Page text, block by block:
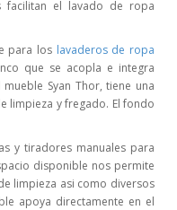
facilitan el lavado de ropa
para los lavaderos de ropa
que se acopla e integra
Syan Thor, tiene una
limpieza y fregado. El fondo
y tiradores manuales para
disponible nos permite
limpieza asi como diversos
apoya directamente en el